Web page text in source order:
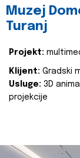
Muzej
Turanj
Projekt:
Klijent: Gradski
Usluge: 3D
projekcije